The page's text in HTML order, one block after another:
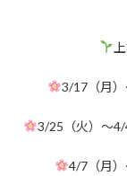
3/17（月
3/25（火）～
4/7（月